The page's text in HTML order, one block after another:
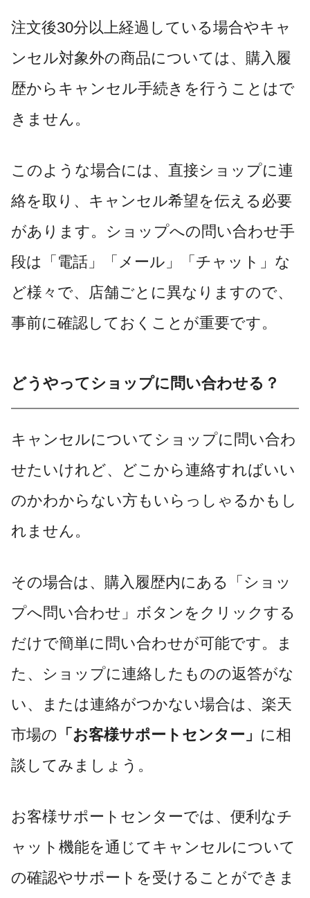
注文後30分以上経過している場合やキャ
ンセル対象外の商品については、購入履
歴からキャンセル手続きを行うことはで
きません。
このような場合には、直接ショップに連
絡を取り、キャンセル希望を伝える必要
があります。ショップへの問い合わせ手
段は「電話」「メール」「チャット」な
ど様々で、店舗ごとに異なりますので、
事前に確認しておくことが重要です。
どうやってショップに問い合わせる？
キャンセルについてショップに問い合わ
せたいけれど、どこから連絡すればいい
のかわからない方もいらっしゃるかもし
れません。
その場合は、購入履歴内にある「ショッ
プへ問い合わせ」ボタンをクリックする
だけで簡単に問い合わせが可能です。ま
た、ショップに連絡したものの返答がな
い、または連絡がつかない場合は、楽天
市場の 「お客様サポートセンター」 に相
談してみましょう。
お客様サポートセンターでは、便利なチ
ャット機能を通じてキャンセルについて
の確認やサポートを受けることができま